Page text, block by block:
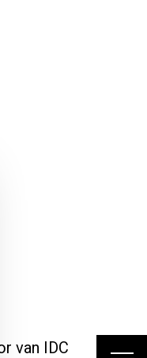
van IDC